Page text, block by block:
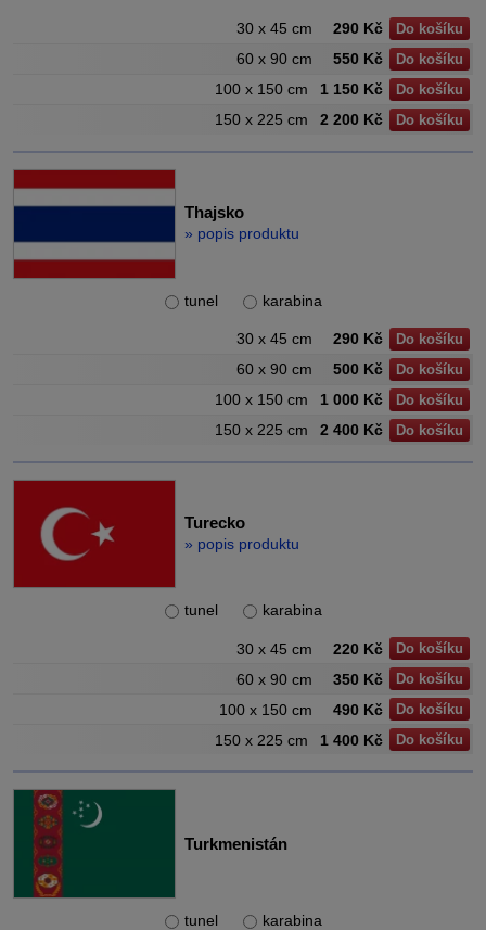
30 x 45 cm 290 Kč Do košíku
60 x 90 cm 550 Kč Do košíku
100 x 150 cm 1 150 Kč Do košíku
150 x 225 cm 2 200 Kč Do košíku
Thajsko
» popis produktu
tunel karabina
30 x 45 cm 290 Kč Do košíku
60 x 90 cm 500 Kč Do košíku
100 x 150 cm 1 000 Kč Do košíku
150 x 225 cm 2 400 Kč Do košíku
Turecko
» popis produktu
tunel karabina
30 x 45 cm 220 Kč Do košíku
60 x 90 cm 350 Kč Do košíku
100 x 150 cm 490 Kč Do košíku
150 x 225 cm 1 400 Kč Do košíku
Turkmenistán
tunel karabina